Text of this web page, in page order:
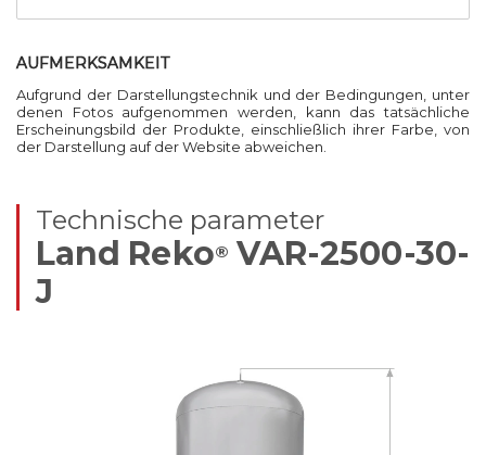
AUFMERKSAMKEIT
Aufgrund der Darstellungstechnik und der Bedingungen, unter
denen Fotos aufgenommen werden, kann das tatsächliche
Erscheinungsbild der Produkte, einschließlich ihrer Farbe, von
der Darstellung auf der Website abweichen.
Technische parameter
Land Reko® VAR-2500-30-
J